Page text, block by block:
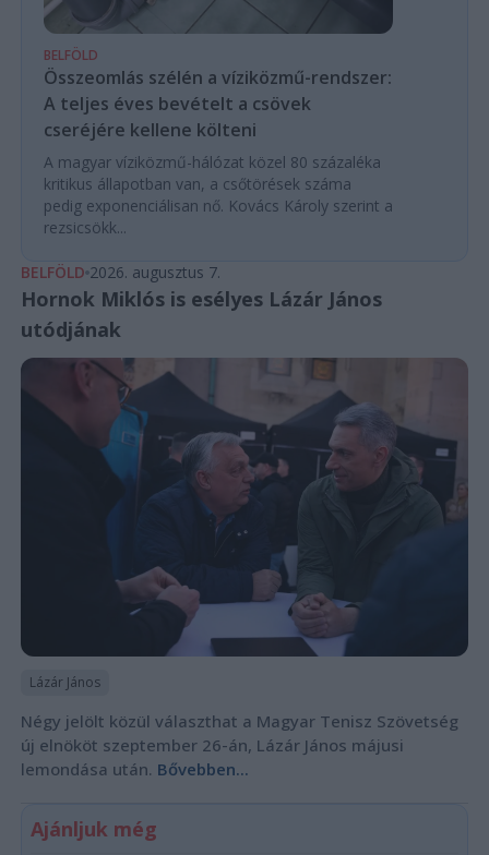
BELFÖLD
Összeomlás szélén a víziközmű-rendszer:
A teljes éves bevételt a csövek
cseréjére kellene költeni
A magyar víziközmű-hálózat közel 80 százaléka
kritikus állapotban van, a csőtörések száma
pedig exponenciálisan nő. Kovács Károly szerint a
rezsicsökk...
BELFÖLD 2026. augusztus 7.
Hornok Miklós is esélyes Lázár János
utódjának
Lázár János
Négy jelölt közül választhat a Magyar Tenisz Szövetség
új elnököt szeptember 26-án, Lázár János májusi
lemondása után. Bővebben...
Ajánljuk még